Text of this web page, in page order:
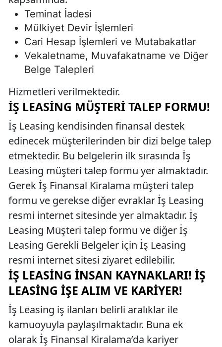
Teminat İadesi
Mülkiyet Devir İşlemleri
Cari Hesap İşlemleri ve Mutabakatlar
Vekaletname, Muvafakatname ve Diğer
Belge Talepleri
Hizmetleri verilmektedir.
İŞ LEASING MÜŞTERI TALEP FORMU!
İş Leasing kendisinden finansal destek
edinecek müşterilerinden bir dizi belge talep
etmektedir. Bu belgelerin ilk sırasında İş
Leasing müşteri talep formu yer almaktadır.
Gerek İş Finansal Kiralama müşteri talep
formu ve gerekse diğer evraklar İş Leasing
resmi internet sitesinde yer almaktadır. İş
Leasing Müşteri talep formu ve diğer İş
Leasing Gerekli Belgeler için İş Leasing
resmi internet sitesi ziyaret edilebilir.
İŞ LEASING İNSAN KAYNAKLARI! İŞ
LEASING İŞE ALIM VE KARIYER!
İş Leasing iş ilanları belirli aralıklar ile
kamuoyuyla paylaşılmaktadır. Buna ek
olarak İş Finansal Kiralama’da kariyer